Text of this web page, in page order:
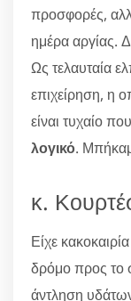
προσφορές,
ημέρα αργίας.
Ως τελαυταία
επιχείρηση, η
είναι τυχαίο
λογικό.
κ.
Είχε
δρόμο προς το
άντληση